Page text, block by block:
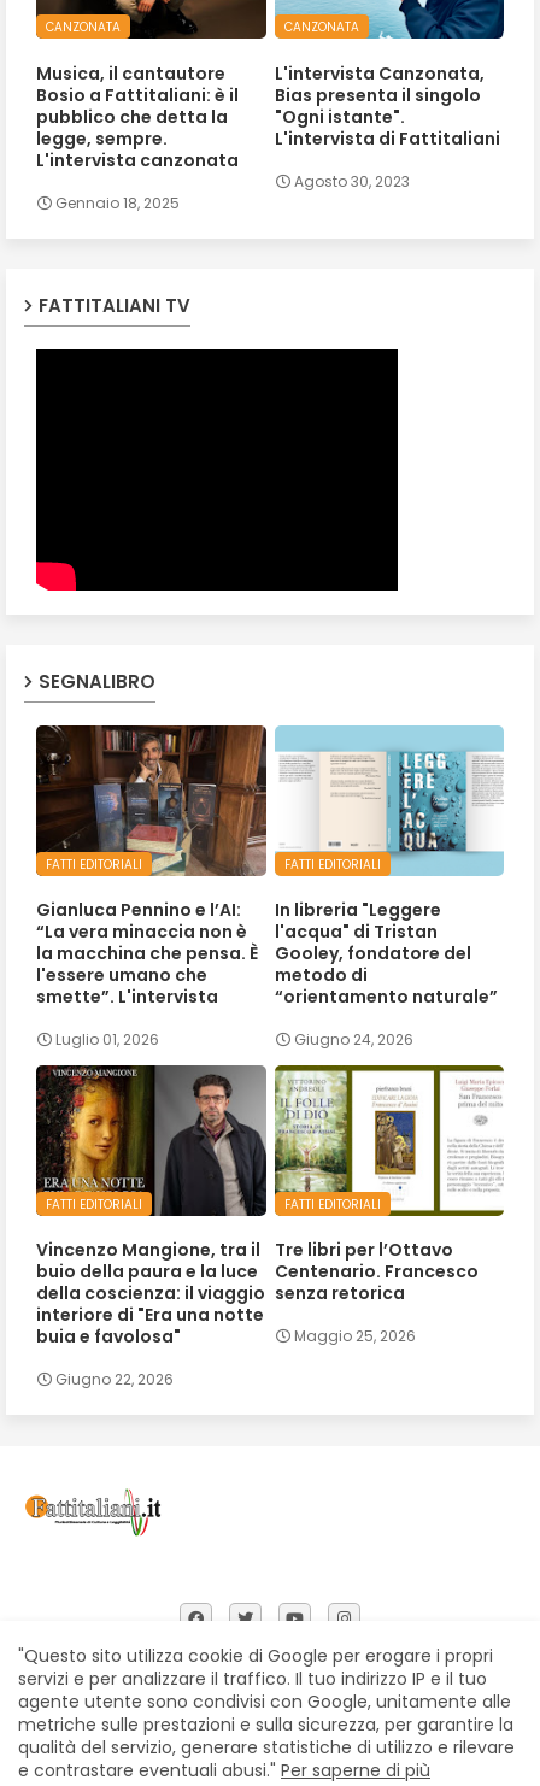
CANZONATA
Musica, il cantautore
Bosio a Fattitaliani: è il
pubblico che detta la
legge, sempre.
L'intervista canzonata
Gennaio 18, 2025
CANZONATA
L'intervista Canzonata,
Bias presenta il singolo
"Ogni istante".
L'intervista di Fattitaliani
Agosto 30, 2023
FATTITALIANI TV
SEGNALIBRO
FATTI EDITORIALI
Gianluca Pennino e l’AI:
“La vera minaccia non è
la macchina che pensa. È
l'essere umano che
smette”. L'intervista
Luglio 01, 2026
FATTI EDITORIALI
In libreria "Leggere
l'acqua" di Tristan
Gooley, fondatore del
metodo di
“orientamento naturale”
Giugno 24, 2026
FATTI EDITORIALI
Vincenzo Mangione, tra il
buio della paura e la luce
della coscienza: il viaggio
interiore di "Era una notte
buia e favolosa"
Giugno 22, 2026
FATTI EDITORIALI
Tre libri per l’Ottavo
Centenario. Francesco
senza retorica
Maggio 25, 2026
Home Chi siamo Contatti
Privacy Policy
Segnalazioni
All Right Reserved Copyright © Fattitaliani
"Questo sito utilizza cookie di Google per erogare i propri
servizi e per analizzare il traffico. Il tuo indirizzo IP e il tuo
agente utente sono condivisi con Google, unitamente alle
metriche sulle prestazioni e sulla sicurezza, per garantire la
qualità del servizio, generare statistiche di utilizzo e rilevare
e contrastare eventuali abusi." Per saperne di più